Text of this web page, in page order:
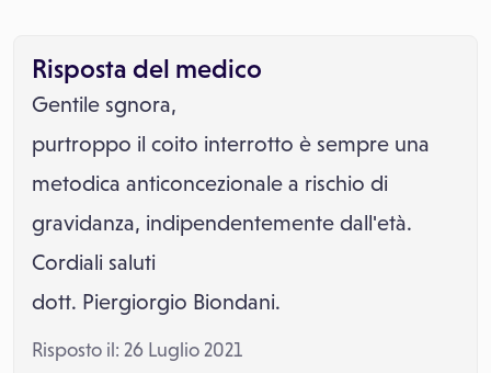
Risposta del medico
Gentile sgnora,
purtroppo il coito interrotto è sempre una
metodica anticoncezionale a rischio di
gravidanza, indipendentemente dall'età.
Cordiali saluti
dott. Piergiorgio Biondani.
Risposto il: 26 Luglio 2021